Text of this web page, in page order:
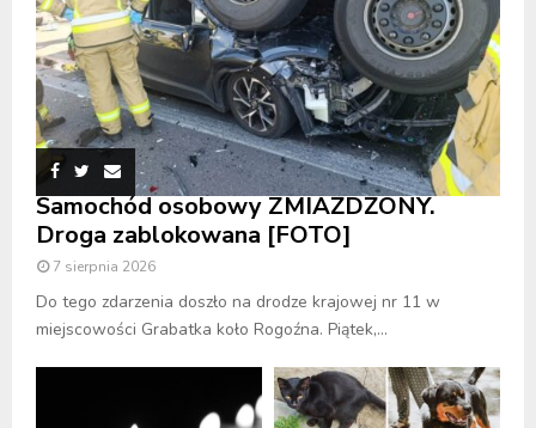
Samochód osobowy ZMIAŻDŻONY.
Droga zablokowana [FOTO]
7 sierpnia 2026
Do tego zdarzenia doszło na drodze krajowej nr 11 w
miejscowości Grabatka koło Rogoźna. Piątek,...